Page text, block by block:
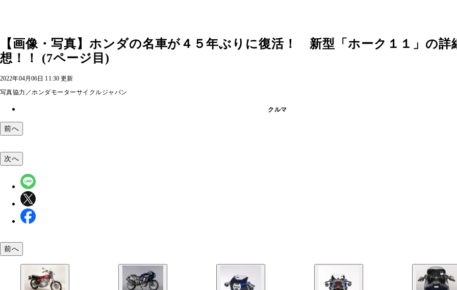
【画像・写真】ホンダの名車が４５年ぶりに復活！ 新型「ホーク１１」の詳
想！！ (7ページ目)
2022年04月06日 11:30 更新
写真協力／ホンダモーターサイクルジャパン
クルマ
前へ
次へ
前へ